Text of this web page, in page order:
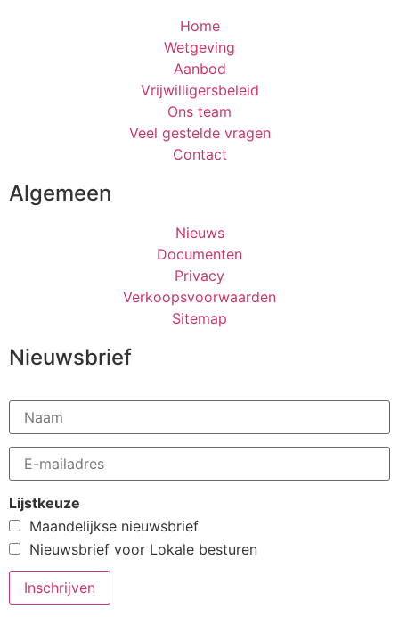
Home
Wetgeving
Aanbod
Vrijwilligersbeleid
Ons team
Veel gestelde vragen
Contact
Algemeen
Nieuws
Documenten
Privacy
Verkoopsvoorwaarden
Sitemap
Nieuwsbrief
Lijstkeuze
Maandelijkse nieuwsbrief
Nieuwsbrief voor Lokale besturen